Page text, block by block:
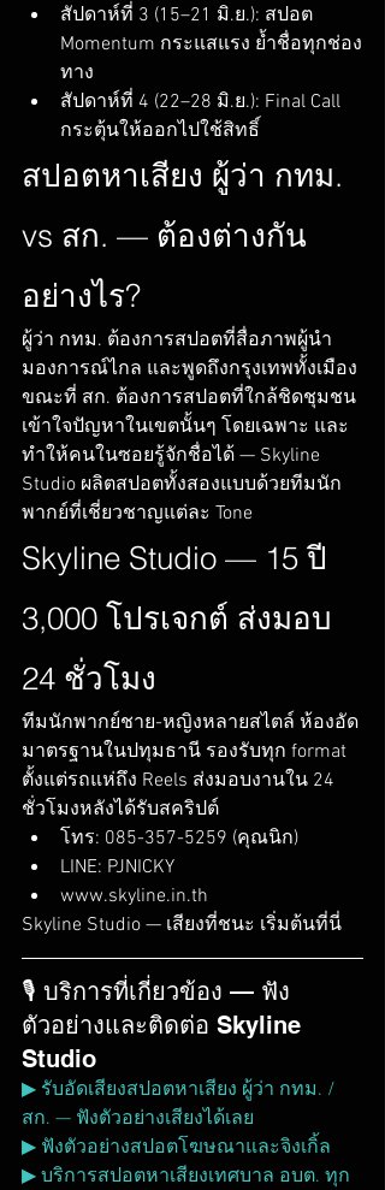
สัปดาห์ที่ 3 (15–21 มิ.ย.): สปอต
Momentum กระแสแรง ย้ำชื่อทุกช่อง
ทาง
สัปดาห์ที่ 4 (22–28 มิ.ย.): Final Call
กระตุ้นให้ออกไปใช้สิทธิ์
สปอตหาเสียง ผู้ว่า กทม.
vs สก. — ต้องต่างกัน
อย่างไร?
ผู้ว่า กทม. ต้องการสปอตที่สื่อภาพผู้นำ
มองการณ์ไกล และพูดถึงกรุงเทพทั้งเมือง
ขณะที่ สก. ต้องการสปอตที่ใกล้ชิดชุมชน
เข้าใจปัญหาในเขตนั้นๆ โดยเฉพาะ และ
ทำให้คนในซอยรู้จักชื่อได้ — Skyline
Studio ผลิตสปอตทั้งสองแบบด้วยทีมนัก
พากย์ที่เชี่ยวชาญแต่ละ Tone
Skyline Studio — 15 ปี
3,000 โปรเจกต์ ส่งมอบ
24 ชั่วโมง
ทีมนักพากย์ชาย-หญิงหลายสไตล์ ห้องอัด
มาตรฐานในปทุมธานี รองรับทุก format
ตั้งแต่รถแห่ถึง Reels ส่งมอบงานใน 24
ชั่วโมงหลังได้รับสคริปต์
โทร: 085-357-5259 (คุณนิก)
LINE: PJNICKY
www.skyline.in.th
Skyline Studio — เสียงที่ชนะ เริ่มต้นที่นี่
🎙️ บริการที่เกี่ยวข้อง — ฟัง
ตัวอย่างและติดต่อ Skyline
Studio
▶ รับอัดเสียงสปอตหาเสียง ผู้ว่า กทม. /
สก. — ฟังตัวอย่างเสียงได้เลย
▶ ฟังตัวอย่างสปอตโฆษณาและจิงเกิ้ล
▶ บริการสปอตหาเสียงเทศบาล อบต. ทุก